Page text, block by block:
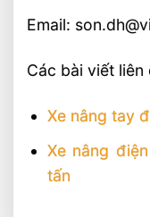
Email:
Các bài viết liên
Xe nâng tay
Xe nâng
tấn